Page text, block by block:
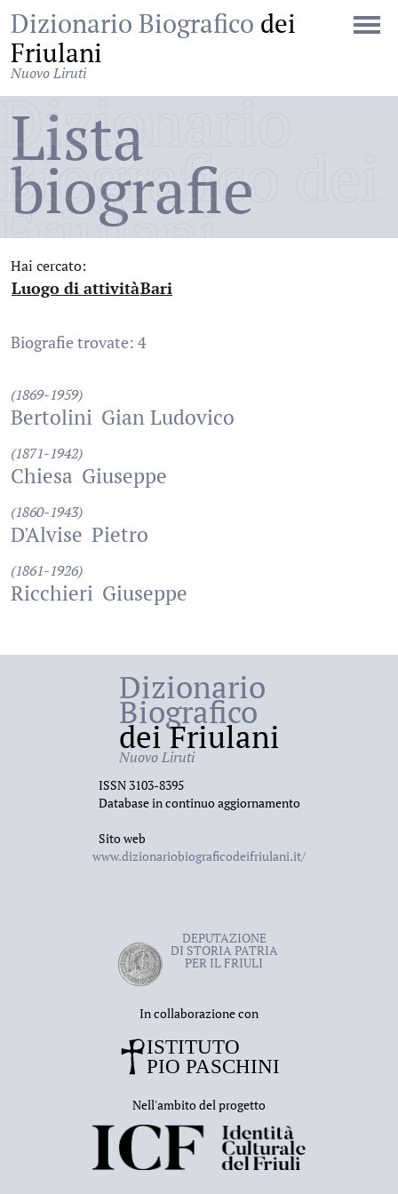
Dizionario Biografico dei
Friulani
Nuovo Liruti
Dizionario
Biografico dei
Friulani
Lista
biografie
Hai cercato:
Luogo di attività
:Bari
Biografie trovate: 4
(1869-1959)
Bertolini Gian Ludovico
(1871-1942)
Chiesa Giuseppe
(1860-1943)
D'Alvise Pietro
(1861-1926)
Ricchieri Giuseppe
Dizionario
Biografico
dei Friulani
Nuovo Liruti
ISSN 3103-8395
Database in continuo aggiornamento
Sito web
www.dizionariobiograficodeifriulani.it/
DEPUTAZIONE
DI STORIA PATRIA
PER IL FRIULI
In collaborazione con
Nell'ambito del progetto